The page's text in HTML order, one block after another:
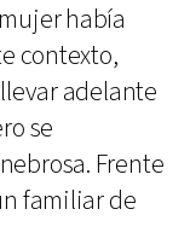
había
contexto,
adelante
se
Frente
familiar de